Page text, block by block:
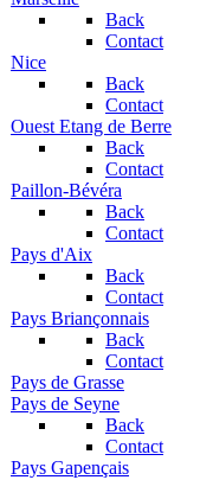
Back
Contact
Nice
Back
Contact
Ouest Etang de Berre
Back
Contact
Paillon-Bévéra
Back
Contact
Pays d'Aix
Back
Contact
Pays Briançonnais
Back
Contact
Pays de Grasse
Pays de Seyne
Back
Contact
Pays Gapençais